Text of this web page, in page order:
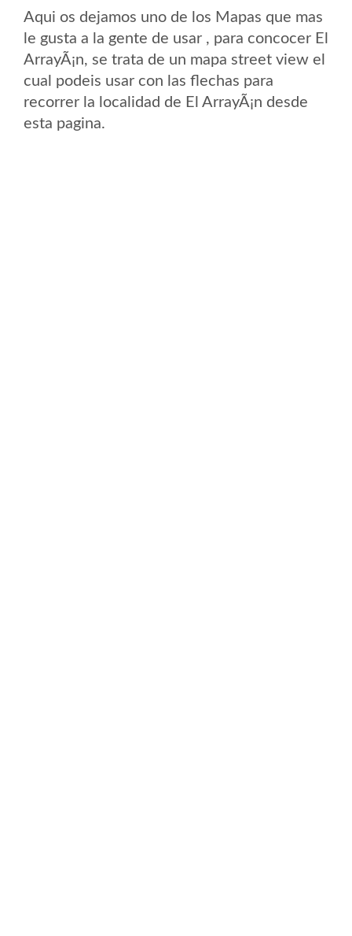
Aqui os dejamos uno de los Mapas que mas
le gusta a la gente de usar , para concocer El
ArrayÃ¡n, se trata de un mapa street view el
cual podeis usar con las flechas para
recorrer la localidad de El ArrayÃ¡n desde
esta pagina.